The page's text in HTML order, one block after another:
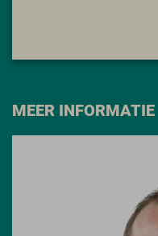
MEER INFORMATIE